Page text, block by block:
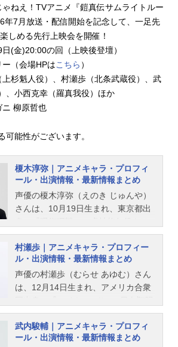
ねえ！TVアニメ『鎧真伝サムライトルー
年7月放送・配信開始を記念して、一足先
しめる先行上映会を開催！
(金)20:00の回（上映後登壇）
（会場HPはこちら ）
杉魁人役）、村瀬歩（北条武蔵役）、武
、小西克幸（羅真我役）ほか
ニ 柳原哲也
能性がございます。
榎木淳弥｜アニメキャラ・プロフィ
ール・出演情報・最新情報まとめ
声優の榎木淳弥（えのき じゅんや）
さんは、10月19日生まれ、東京都出
じめ、『機動戦士ガンダムＮＴ』の
ヨナ・バシュタ役など、人気作品の
キャラクターを多く演じています。
こちらでは、榎木淳弥さんのオスス
メ記事をご紹介！
村瀬歩｜アニメキャラ・プロフィー
ル・出演情報・最新情報まとめ
声優の村瀬歩（むらせ あゆむ）さん
は、12月14日生まれ、アメリカ合衆
役をはじめ、『魔入りました！入間
くん』の鈴木入間役など、人気作品
のキャラクターを多く演じていま
武内駿輔｜アニメキャラ・プロフィ
ール・出演情報・最新情報まとめ